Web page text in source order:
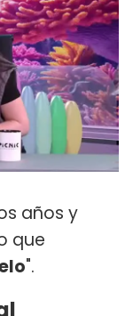
años y
que
".